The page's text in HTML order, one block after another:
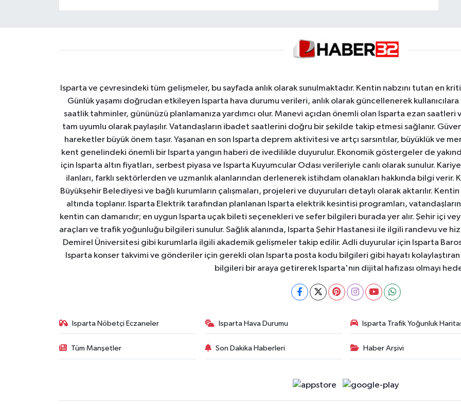
Isparta ve çevresindeki tüm gelişmeler, bu sayfada anlık olarak sunulmaktadır. Kentin nabzını tutan en
Günlük yaşamı doğrudan etkileyen Isparta hava durumu verileri, anlık olarak güncellenerek
saatlik tahminler, gününüzü planlamanıza yardımcı olur. Manevi açıdan önemli olan Isparta ezan
tam uyumlu olarak paylaşılır. Vatandaşların ibadet saatlerini doğru bir şekilde takip etmesi sağlanır.
hareketler büyük önem taşır. Yaşanan en son Isparta deprem aktivitesi ve artçı sarsıntılar, büyüklük ve
kent genelindeki önemli bir Isparta yangın haberi de ivedilikle duyurulur. Ekonomik göstergeler de
için Isparta altın fiyatları, serbest piyasa ve Isparta Kuyumcular Odası verileriyle canlı olarak sunulur.
ilanları, farklı sektörlerden ve uzmanlık alanlarından derlenerek istihdam olanakları hakkında bilgi verir.
Büyükşehir Belediyesi ve bağlı kurumların çalışmaları, projeleri ve duyuruları detaylı olarak aktarılır.
altında toplanır. Isparta Elektrik tarafından planlanan Isparta elektrik kesintisi programları,
kentin can damarıdır; en uygun Isparta uçak bileti seçenekleri ve sefer bilgileri burada yer alır. Şehir içi
araçları ve trafik yoğunluğu bilgileri sunulur. Sağlık alanında, Isparta Şehir Hastanesi ile ilgili randevu ve
Demirel Üniversitesi gibi kurumlarla ilgili akademik gelişmeler takip edilir. Adli duyurular için Isparta
Isparta konser takvimi ve gönderiler için gerekli olan Isparta posta kodu bilgileri gibi hayatı
bilgileri bir araya getirerek Isparta'nın dijital hafızası olmayı
Isparta Nöbetçi Eczaneler Isparta Hava Durumu Isparta Trafik Yoğunluk
Tüm Manşetler Son Dakika Haberleri Haber Arşivi